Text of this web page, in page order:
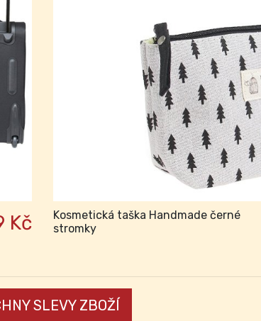
Kč
Kosmetická taška Handmade černé
stromky
SLEVY ZBOŽÍ